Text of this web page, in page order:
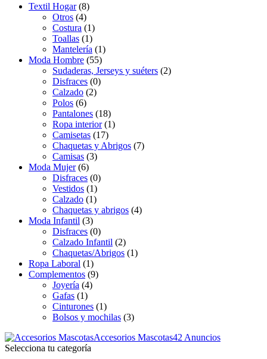
Textil Hogar(8)
Otros (4)
Costura (1)
Toallas (1)
Mantelería (1)
Moda Hombre (55)
Sudaderas, Jerseys y suéters (2)
Disfraces (0)
Calzado (2)
Polos (6)
Pantalones (18)
Ropa interior(1)
Camisetas (17)
Chaquetas y Abrigos (7)
Camisas (3)
Moda Mujer(6)
Disfraces (0)
Vestidos (1)
Calzado (1)
Chaquetas y abrigos (4)
Moda Infantil (3)
Disfraces (0)
Calzado Infantil (2)
Chaquetas/Abrigos (1)
Ropa Laboral (1)
Complementos (9)
Joyería (4)
Gafas (1)
Cinturones (1)
Bolsos y mochilas (3)
Accesorios Mascotas42 Anuncios
Selecciona tu categoría